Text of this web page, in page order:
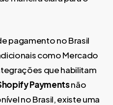
pagamento no Brasil
como Mercado
que habilitam
Paymentsnão
no Brasil, existe uma